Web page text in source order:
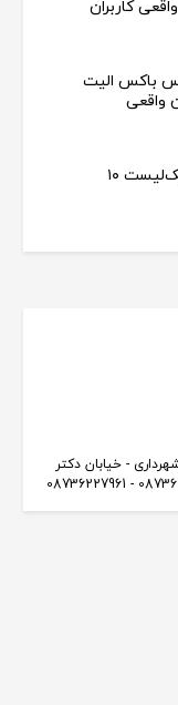
باکس الیت
لپ‌تاپ استوک یا نو؟ چک‌لیست ۱۰
- خیابان دکتر